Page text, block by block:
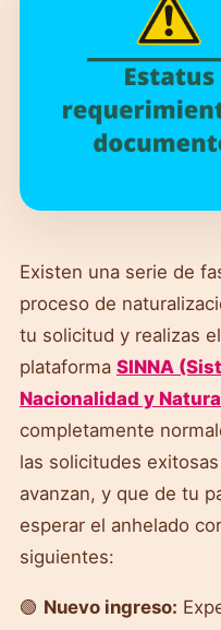
Existen una serie de
proceso de
tu solicitud y realizas
plataforma SINNA
Nacionalidad y
completamente
las solicitudes
avanzan, y que de tu
esperar el anhelado
siguientes:
🟢 Nuevo ingreso: